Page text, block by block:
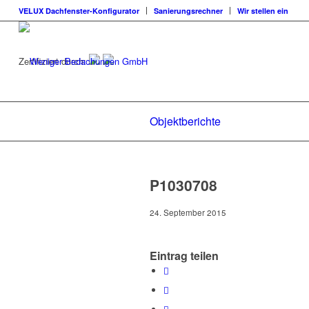
VELUX Dachfenster-Konfigurator Sanierungsrechner Wir stellen ein
Zertifiziert durch:
Objektberichte
P1030708
24. September 2015
Eintrag teilen